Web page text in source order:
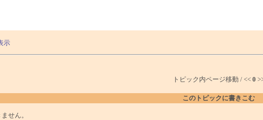
示
トピック内ページ移動 / << 0
このトピックに書きこむ
せん。